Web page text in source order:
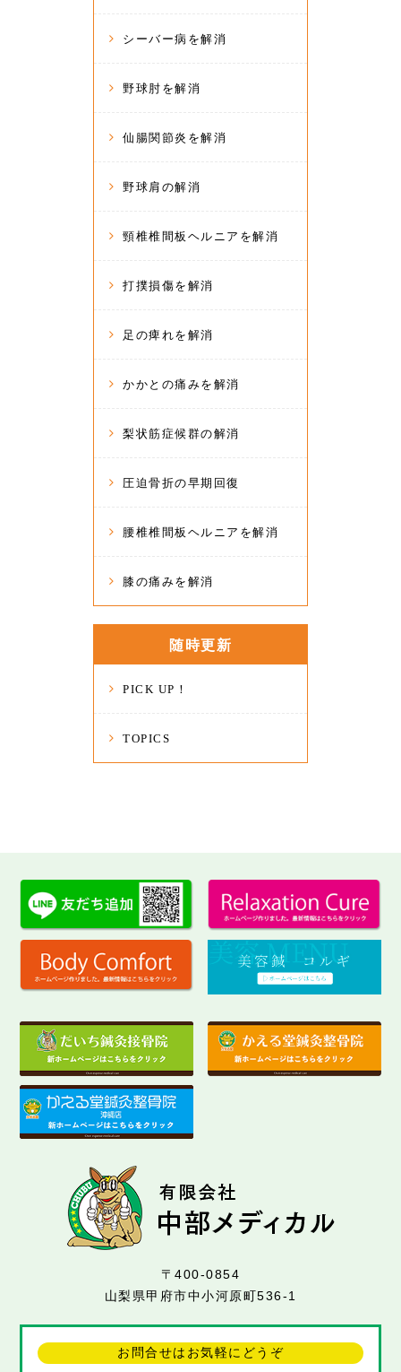
シーバー病を解消
野球肘を解消
仙腸関節炎を解消
野球肩の解消
頸椎椎間板ヘルニアを解消
打撲損傷を解消
足の痺れを解消
かかとの痛みを解消
梨状筋症候群の解消
圧迫骨折の早期回復
腰椎椎間板ヘルニアを解消
膝の痛みを解消
随時更新
PICK UP！
TOPICS
〒400-0854
山梨県甲府市中小河原町536-1
お問合せはお気軽にどうぞ